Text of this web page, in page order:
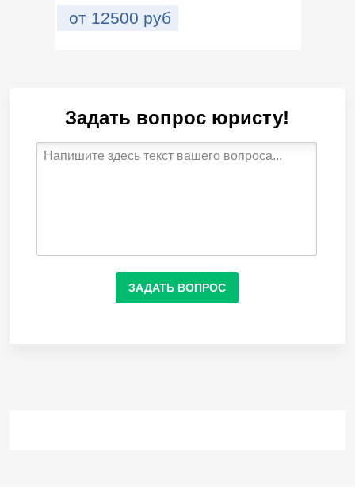
от 12500 руб
Задать вопрос юристу!
ЗАДАТЬ ВОПРОС